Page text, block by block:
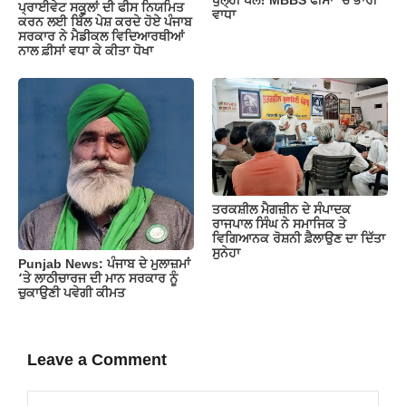
ਪ੍ਰਾਈਵੇਟ ਸਕੂਲਾਂ ਦੀ ਫੀਸ ਨਿਯਮਿਤ
ਕਰਨ ਲਈ ਬਿੱਲ ਪੇਸ਼ ਕਰਦੇ ਹੋਏ ਪੰਜਾਬ
ਸਰਕਾਰ ਨੇ ਮੈਡੀਕਲ ਵਿਦਿਆਰਥੀਆਂ
ਨਾਲ ਫ਼ੀਸਾਂ ਵਧਾ ਕੇ ਕੀਤਾ ਧੋਖਾ
ਵਾਧਾ
Punjab News: ਪੰਜਾਬ ਦੇ ਮੁਲਾਜ਼ਮਾਂ
‘ਤੇ ਲਾਠੀਚਾਰਜ ਦੀ ਮਾਨ ਸਰਕਾਰ ਨੂੰ
ਚੁਕਾਉਣੀ ਪਵੇਗੀ ਕੀਮਤ
ਤਰਕਸ਼ੀਲ ਮੈਗਜ਼ੀਨ ਦੇ ਸੰਪਾਦਕ
ਰਾਜਪਾਲ ਸਿੰਘ ਨੇ ਸਮਾਜਿਕ ਤੇ
ਵਿਗਿਆਨਕ ਰੋਸ਼ਨੀ ਫ਼ੈਲਾਉਣ ਦਾ ਦਿੱਤਾ
ਸੁਨੇਹਾ
Leave a Comment